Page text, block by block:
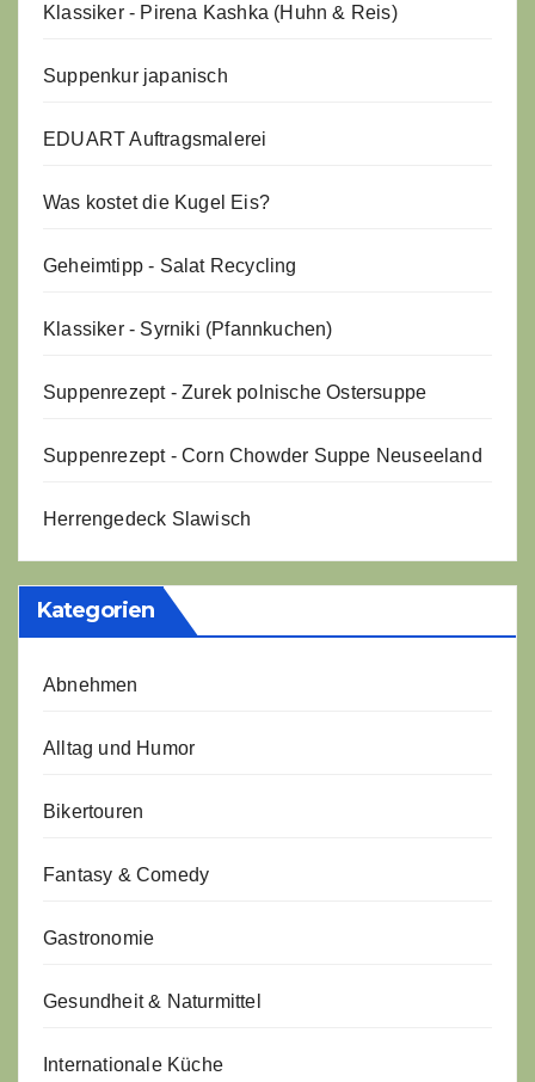
Klassiker - Pirena Kashka (Huhn & Reis)
Suppenkur japanisch
EDUART Auftragsmalerei
Was kostet die Kugel Eis?
Geheimtipp - Salat Recycling
Klassiker - Syrniki (Pfannkuchen)
Suppenrezept - Zurek polnische Ostersuppe
Suppenrezept - Corn Chowder Suppe Neuseeland
Herrengedeck Slawisch
Kategorien
Abnehmen
Alltag und Humor
Bikertouren
Fantasy & Comedy
Gastronomie
Gesundheit & Naturmittel
Internationale Küche